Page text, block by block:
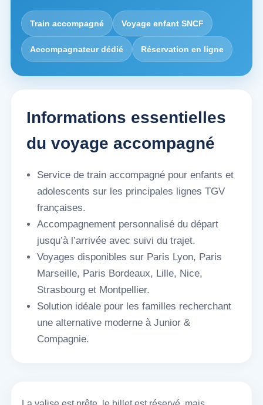
Train accompagné Voyage enfant SNCF
Accompagnateur dédié Réservation en ligne
Informations essentielles
du voyage accompagné
Service de train accompagné pour enfants et
adolescents sur les principales lignes TGV
françaises.
Accompagnement personnalisé du départ
jusqu’à l’arrivée avec suivi du trajet.
Voyages disponibles sur Paris Lyon, Paris
Marseille, Paris Bordeaux, Lille, Nice,
Strasbourg et Montpellier.
Solution idéale pour les familles recherchant
une alternative moderne à Junior &
Compagnie.